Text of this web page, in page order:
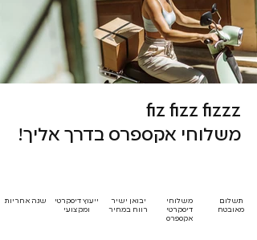
fiz fizz fizzz
משלוחי אקספרס בדרך אליך!
תשלום
מאובטח
משלוחי
דיסקרטי
אקספרס
יבואן ישיר
רווח במחיר
ייעוץ דיסקרטי
ומקצועי
שנה אחריות